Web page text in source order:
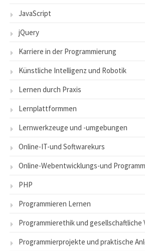
JavaScript
jQuery
Karriere in der Programmierung
Künstliche Intelligenz und Robotik
Lernen durch Praxis
Lernplattformmen
Lernwerkzeuge und -umgebungen
Online-IT-und Softwarekurs
Online-Webentwicklungs-und
PHP
Programmieren Lernen
Programmierethik und
Programmierprojekte und praktische